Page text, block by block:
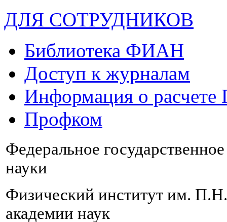
ДЛЯ СОТРУДНИКОВ
Библиотека ФИАН
Доступ к журналам
Информация о
Профком
Федеральное
науки
Физический институт им.
академии наук